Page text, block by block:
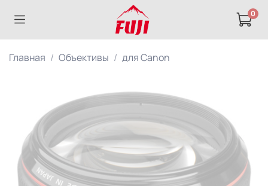
0
Главная Объективы для Canon